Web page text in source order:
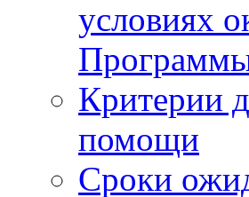
условиях
Программы
Критерии
помощи
Сроки